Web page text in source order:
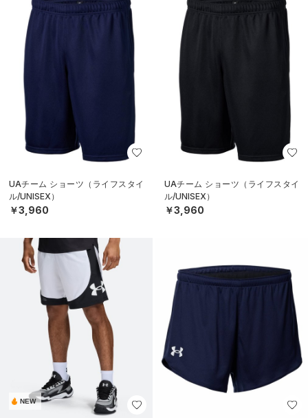
UAチーム ショーツ（ライフスタイ
ル/UNISEX）
￥3,960
UAチーム ショーツ（ライフスタイ
ル/UNISEX）
￥3,960
NEW